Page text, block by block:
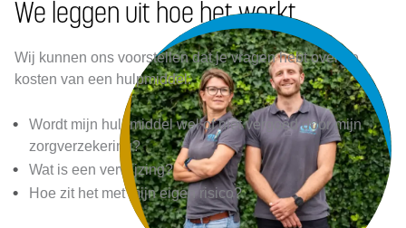
We leggen uit hoe het werkt.
Wij kunnen ons voorstellen dat je vragen hebt over de
kosten van een hulpmiddel:
Wordt mijn hulpmiddel wel of niet vergoed door mijn
zorgverzekering?
Wat is een verwijzing?
Hoe zit het met mijn eigen risico?